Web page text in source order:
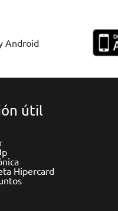
Android
útil
Hipercard